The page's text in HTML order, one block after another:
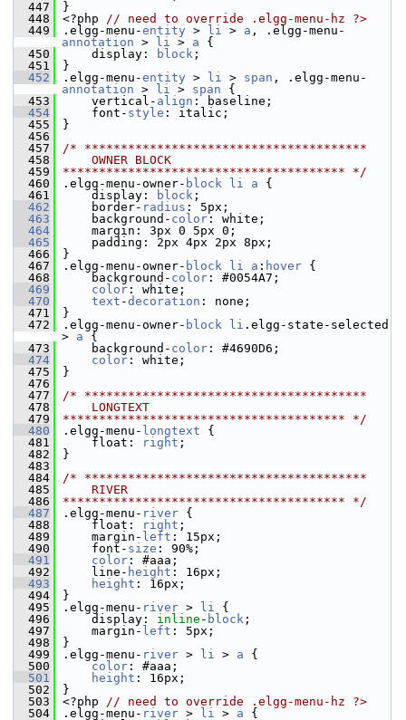
  447
}
  448
<?php // need to override .elgg-menu-hz ?>
  449
.elgg-menu-entity > li > a , .elgg-menu-
annotation > li > a {
  450
display: block ;
  451
}
  452
.elgg-menu-entity > li > span , .elgg-menu-
annotation > li > span {
  453
vertical- align : baseline;
  454
font- style : italic;
  455
}
  456
  457
/* ***************************************
  458
    OWNER BLOCK
  459
*************************************** */
  460
.elgg-menu-owner- block li a {
  461
display: block ;
  462
border- radius : 5px;
  463
background- color : white;
  464
margin: 3px 0 5px 0;
  465
padding: 2px 4px 2px 8px;
  466
}
  467
.elgg-menu-owner- block li a : hover {
  468
background- color : #0054A7;
  469
color : white;
  470
text -decoration : none;
  471
}
  472
.elgg-menu-owner- block li .elgg-state-selected
> a {
  473
background- color : #4690D6;
  474
color : white;
  475
}
  476
  477
/* ***************************************
  478
    LONGTEXT
  479
*************************************** */
  480
.elgg-menu- longtext {
  481
float: right ;
  482
}
  483
  484
/* ***************************************
  485
    RIVER
  486
*************************************** */
  487
.elgg-menu- river {
  488
float: right ;
  489
margin- left : 15px;
  490
font- size : 90%;
  491
color : #aaa;
  492
line- height : 16px;
  493
height : 16px;
  494
}
  495
.elgg-menu- river > li {
  496
display: inline - block ;
  497
margin- left : 5px;
  498
}
  499
.elgg-menu- river > li > a {
  500
color : #aaa;
  501
height : 16px;
  502
}
  503
<?php // need to override .elgg-menu-hz ?>
  504
.elgg-menu- river > li > a {